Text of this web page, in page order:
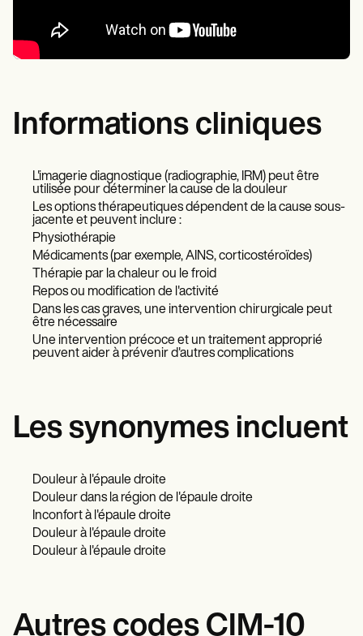
Informations cliniques
L'imagerie diagnostique (radiographie, IRM) peut être
utilisée pour déterminer la cause de la douleur
Les options thérapeutiques dépendent de la cause sous-
jacente et peuvent inclure :
Physiothérapie
Médicaments (par exemple, AINS, corticostéroïdes)
Thérapie par la chaleur ou le froid
Repos ou modification de l'activité
Dans les cas graves, une intervention chirurgicale peut
être nécessaire
Une intervention précoce et un traitement approprié
peuvent aider à prévenir d'autres complications
Les synonymes incluent
Douleur à l'épaule droite
Douleur dans la région de l'épaule droite
Inconfort à l'épaule droite
Douleur à l'épaule droite
Douleur à l'épaule droite
Autres codes CIM-10